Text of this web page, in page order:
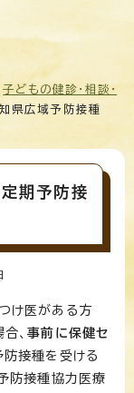
子どもの健診・相談・
県広域予防接種
期予防接
け医がある方
、事前に保健セ
防接種を受ける
防接種協力医療